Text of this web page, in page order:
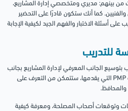
من بينهم: مديري ومتخصصي إدارة المشاريع،
والفنيين. كما أنك ستكون قادرًا على التحضير
أسئلة الاختبار والفهم الجيد لكيفية الإجابة
الجانب المعرفي لإدارة المشاريع بجانب
تعلم الأساسيات، فمن خلال دورة PMP التي يقدمها، ستتمكن من التعرف على
والمحافظ.
وتوقعات أصحاب المصلحة، ومعرفة كيفية